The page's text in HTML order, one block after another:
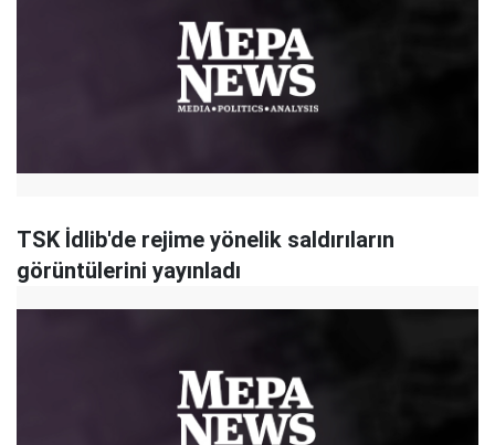
TSK İdlib'de rejime yönelik saldırıların
görüntülerini yayınladı